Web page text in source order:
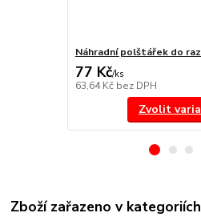
Náhradní polštářek do
77 Kč/ks
63,64 Kč bez DPH
Zvolit
Zboží zařazeno v kategoriích